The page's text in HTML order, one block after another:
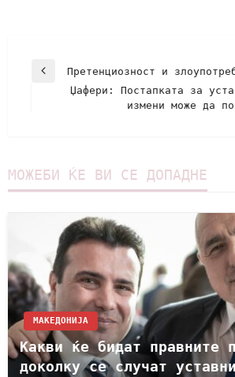
Претенциозност и
Џафери: Постапката за
измени може да
МОЖЕБИ ЌЕ ВИ СЕ ДОПАДНЕ
МАКЕДОНИЈА
Какви ќе бидат правните
доколку се случат